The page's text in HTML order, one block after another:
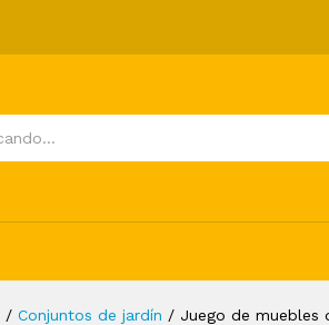
/ Conjuntos de jardín / Juego de muebles